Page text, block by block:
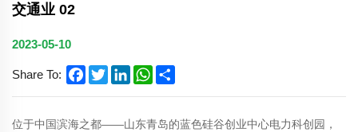
交通业 02
2023-05-10
Share To: Facebook
TwitterLinkedInWhatsApp
位于中国滨海之都——山东青岛的蓝色硅谷创业中心电力科创园，